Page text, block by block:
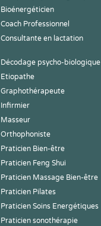
Bioénergéticien
Coach Professionnel
Consultante en lactation
Décodage psycho-biologique
Etiopathe
Graphothérapeute
Infirmier
Masseur
Orthophoniste
Praticien Bien-être
Praticien Feng Shui
Praticien Massage Bien-être
Praticien Pilates
Praticien Soins Energétiques
Praticien sonothérapie